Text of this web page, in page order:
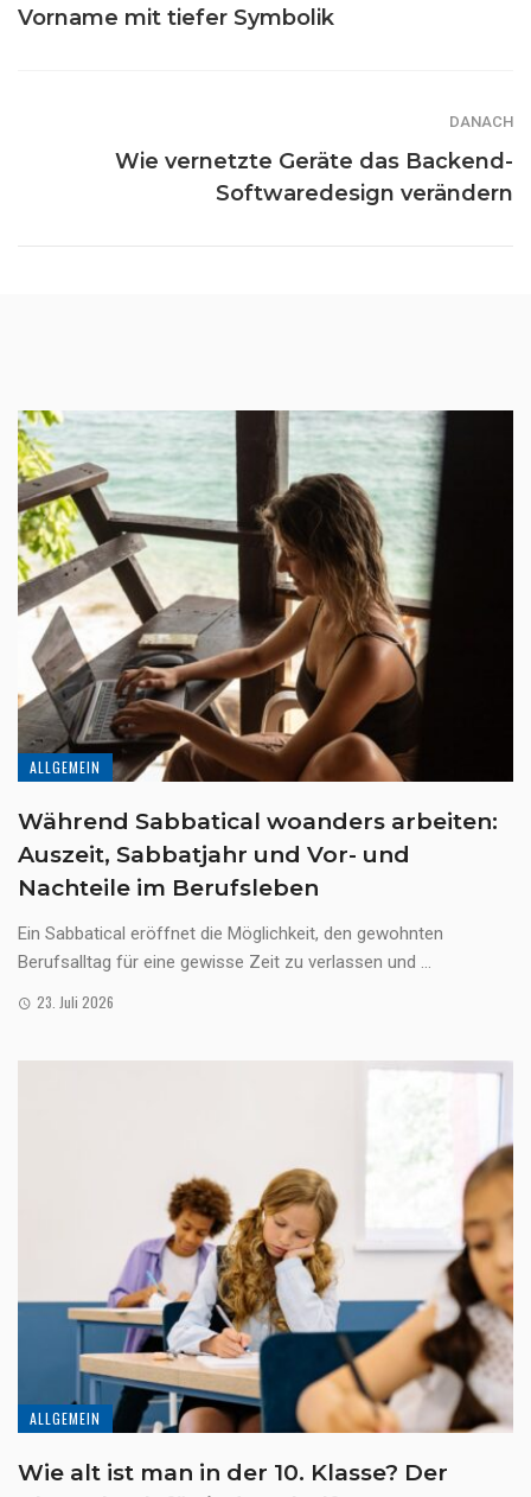
Vorname mit tiefer Symbolik
DANACH
Wie vernetzte Geräte das Backend-
Softwaredesign verändern
ALLGEMEIN
Während Sabbatical woanders arbeiten:
Auszeit, Sabbatjahr und Vor- und
Nachteile im Berufsleben
Ein Sabbatical eröffnet die Möglichkeit, den gewohnten
Berufsalltag für eine gewisse Zeit zu verlassen und ...
23. Juli 2026
ALLGEMEIN
Wie alt ist man in der 10. Klasse? Der